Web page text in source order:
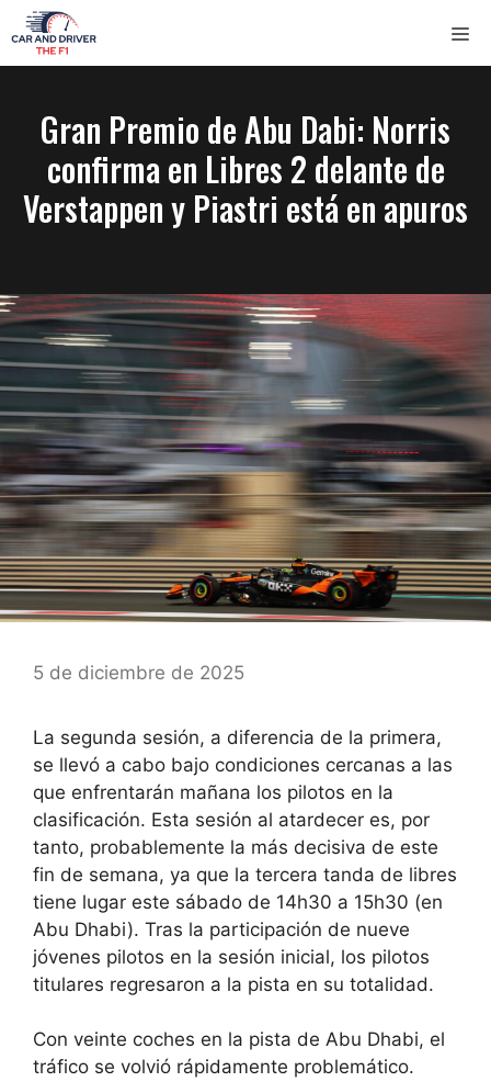
Saltar
al
contenido
Gran Premio de Abu Dabi: Norris
confirma en Libres 2 delante de
Verstappen y Piastri está en apuros
5 de diciembre de 2025
La segunda sesión, a diferencia de la primera,
se llevó a cabo bajo condiciones cercanas a las
que enfrentarán mañana los pilotos en la
clasificación. Esta sesión al atardecer es, por
tanto, probablemente la más decisiva de este
fin de semana, ya que la tercera tanda de libres
tiene lugar este sábado de 14h30 a 15h30 (en
Abu Dhabi). Tras la participación de nueve
jóvenes pilotos en la sesión inicial, los pilotos
titulares regresaron a la pista en su totalidad.
Con veinte coches en la pista de Abu Dhabi, el
tráfico se volvió rápidamente problemático.